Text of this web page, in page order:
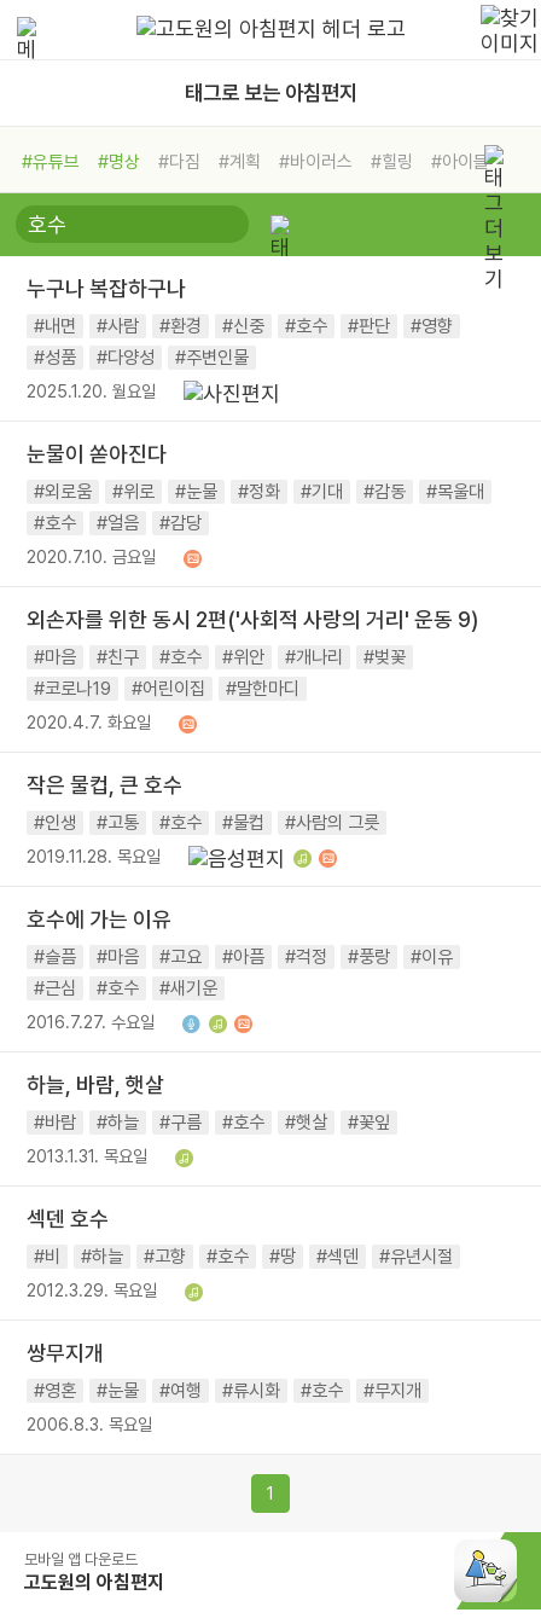
태그로 보는 아침편지
#유튜브 #명상 #다짐 #계획 #바이러스 #힐링
#아이들
#비전캠프
#독서캠프 #삶
#희망
#나눔 #친구 #링컨학교
#독서
#건강 #면역력
누구나 복잡하구나
#내면 #사람 #환경 #신중 #호수 #판단
#영향
#성품
#다양성 #주변인물
2025.1.20. 월요일
눈물이 쏟아진다
#외로움 #위로 #눈물 #정화 #기대 #감동
#목울대
#호수
#얼음 #감당
2020.7.10. 금요일
외손자를 위한 동시 2편('사회적 사랑의 거리' 운동 9)
#마음 #친구 #호수 #위안 #개나리
#벚꽃
#코로나19
#어린이집 #말한마디
2020.4.7. 화요일
작은 물컵, 큰 호수
#인생 #고통 #호수 #물컵 #사람의 그릇
2019.11.28. 목요일
호수에 가는 이유
#슬픔 #마음 #고요 #아픔 #걱정 #풍랑
#이유
#근심
#호수 #새기운
2016.7.27. 수요일
하늘, 바람, 햇살
#바람 #하늘 #구름 #호수 #햇살 #꽃잎
2013.1.31. 목요일
섹덴 호수
#비 #하늘 #고향 #호수 #땅 #섹덴 #유년시절
2012.3.29. 목요일
쌍무지개
#영혼 #눈물 #여행 #류시화 #호수 #무지개
2006.8.3. 목요일
1
모바일 앱 다운로드
고도원의 아침편지